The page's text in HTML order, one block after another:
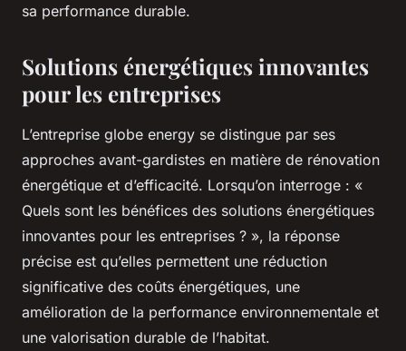
sa performance durable.
Solutions énergétiques innovantes
pour les entreprises
L’entreprise globe energy se distingue par ses
approches avant-gardistes en matière de rénovation
énergétique et d’efficacité. Lorsqu’on interroge : «
Quels sont les bénéfices des solutions énergétiques
innovantes pour les entreprises ? », la réponse
précise est qu’elles permettent une réduction
significative des coûts énergétiques, une
amélioration de la performance environnementale et
une valorisation durable de l’habitat.